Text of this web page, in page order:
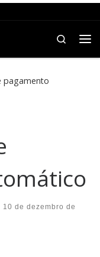
Search
pagamento
10 de dezembro de